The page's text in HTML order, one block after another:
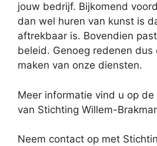
jouw bedrijf. Bijkomend
dan wel huren van kunst is
aftrekbaar is. Bovendien
beleid. Genoeg redenen dus
maken van onze diensten.
Meer informatie vind u op
van Stichting Willem-
Neem contact op met